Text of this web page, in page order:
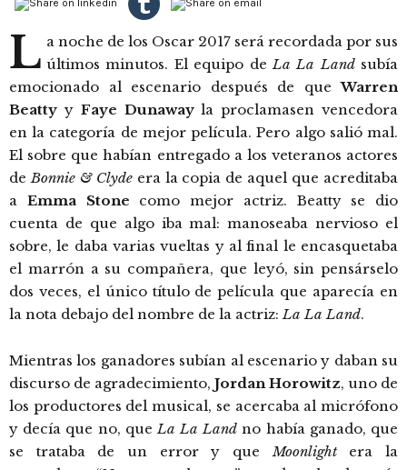
L a noche de los Oscar 2017 será recordada por sus
últimos minutos. El equipo de La La Landsubía
emocionado al escenario después de queWarren
Beatty y Faye Dunawayla proclamasen vencedora
en la categoría de mejor película. Pero algo salió mal.
El sobre que habían entregado a los veteranos actores
de Bonnie & Clydeera la copia de aquel que acreditaba
a Emma Stone como mejor actriz. Beatty se dio
cuenta de que algo iba mal: manoseaba nervioso el
sobre, le daba varias vueltas y al final le encasquetaba
el marrón a su compañera, que leyó, sin pensárselo
dos veces, el único título de película que aparecía en
la nota debajo del nombre de la actriz: La La Land.
Mientras los ganadores subían al escenario y daban su
discurso de agradecimiento, Jordan Horowitz, uno de
los productores del musical, se acercaba al micrófono
y decía que no, que La La Land no había ganado, que
se trataba de un error y que Moonlightera la